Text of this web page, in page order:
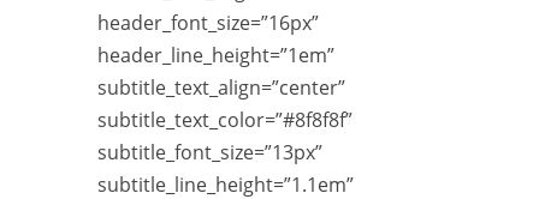
header_font_size=”16px”
header_line_height=”1em”
subtitle_text_align=”center”
subtitle_text_color=”#8f8f8f”
subtitle_font_size=”13px”
subtitle_line_height=”1.1em”